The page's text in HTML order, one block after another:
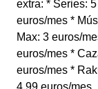
extra: * Series:
euros/mes *
Max: 3 euros/
euros/mes *
euros/mes *
4,99 euros/mes